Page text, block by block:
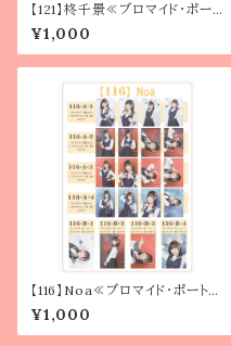
【121】柊千景≪ブロマイド・ポート
レート≫
¥1,000
【116】Noa≪ブロマイド・ポートレ
ート≫
¥1,000